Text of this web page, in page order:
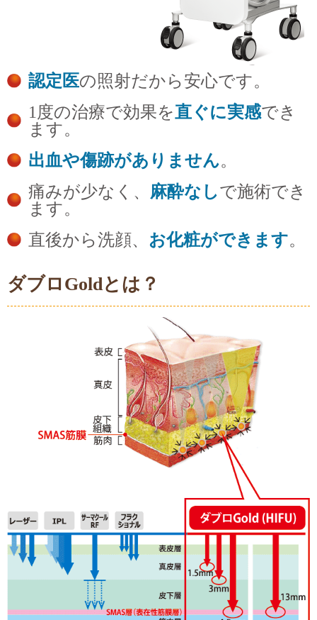
認定医の照射だから安心です。
1度の治療で効果を直ぐに実感でき
ます。
出血や傷跡がありません。
痛みが少なく、 麻酔なしで施術でき
ます。
直後から洗顔、 お化粧ができます。
ダブロGoldとは？